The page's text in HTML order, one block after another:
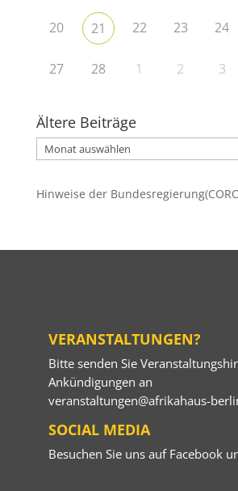
20 21 22 23 24
27 28 1 2 3
Ältere Beiträge
Ältere
Beiträge
Hinweise der
VERANSTALTUNGEN?
Bitte senden Sie
Ankündigungen an
veranstaltungen@afrikahaus-
SOCIAL MEDIA
Besuchen Sie uns auf Facebook